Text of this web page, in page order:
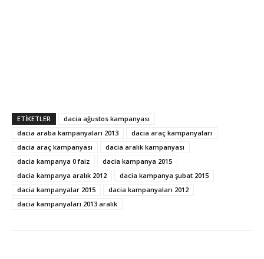
ETIKETLER
dacia ağustos kampanyası
dacia araba kampanyaları 2013
dacia araç kampanyaları
dacia araç kampanyası
dacia aralık kampanyası
dacia kampanya 0 faiz
dacia kampanya 2015
dacia kampanya aralık 2012
dacia kampanya şubat 2015
dacia kampanyalar 2015
dacia kampanyaları 2012
dacia kampanyaları 2013 aralık